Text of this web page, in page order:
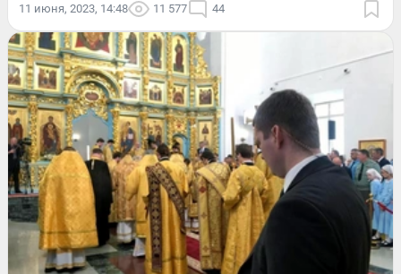
11 июня, 2023, 14:48 11 577 44